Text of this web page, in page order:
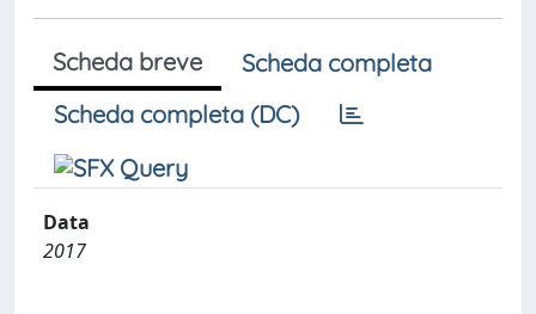
Scheda breve
Scheda completa
Scheda completa (DC)
Data
2017